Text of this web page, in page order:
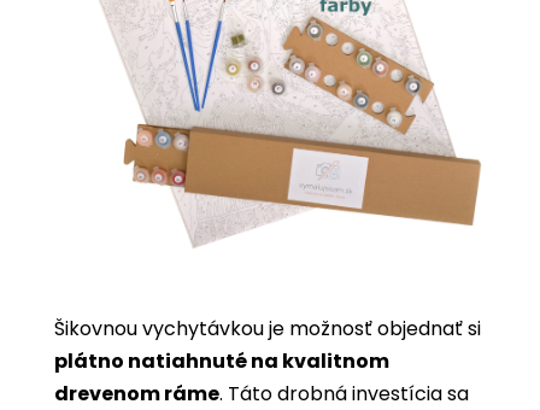
Šikovnou vychytávkou je možnosť objednať si
plátno natiahnuté na kvalitnom
drevenom ráme. Táto drobná investícia sa